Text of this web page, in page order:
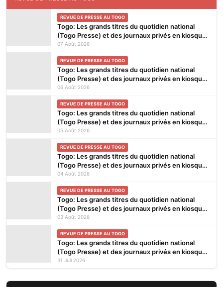
REVUE DE PRESSE AU TOGO
Togo: Les grands titres du quotidien national
(Togo Presse) et des journaux privés en kiosques
ce vendredi 7 Août 2026
07 Août 2026
REVUE DE PRESSE AU TOGO
Togo: Les grands titres du quotidien national
(Togo Presse) et des journaux privés en kiosques
ce jeudi 6 Août 2026
06 Août 2026
REVUE DE PRESSE AU TOGO
Togo: Les grands titres du quotidien national
(Togo Presse) et des journaux privés en kiosques
ce mercredi 5 Août 2026
05 Août 2026
REVUE DE PRESSE AU TOGO
Togo: Les grands titres du quotidien national
(Togo Presse) et des journaux privés en kiosques
ce mardi 4 Août 2026
04 Août 2026
REVUE DE PRESSE AU TOGO
Togo: Les grands titres du quotidien national
(Togo Presse) et des journaux privés en kiosques
ce lundi 3 Août 2026
03 Août 2026
REVUE DE PRESSE AU TOGO
Togo: Les grands titres du quotidien national
(Togo Presse) et des journaux privés en kiosques
ce vendredi 31 Juillet 2026
31 Juil 2026